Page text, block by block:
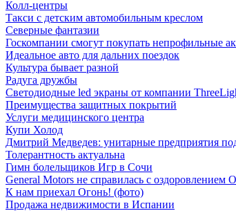
Колл-центры
Такси с детским автомобильным креслом
Северные фантазии
Госкомпании смогут покупать непрофильные
Идеальное авто для дальних поездок
Культура бывает разной
Радуга дружбы
Светодиодные led экраны от компании
Преимущества защитных покрытий
Услуги медицинского центра
Купи Холод
Дмитрий Медведев: унитарные предприятия
Толерантность актуальна
Гимн болельщиков Игр в Сочи
General Motors не справилась с оздоровлением
К нам приехал Огонь! (фото)
Продажа недвижимости в Испании